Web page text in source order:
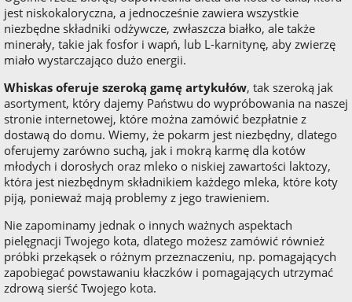
jest niskokaloryczna, a jednocześnie zawiera wszystkie
niezbędne składniki odżywcze, zwłaszcza białko, ale także
minerały, takie jak fosfor i wapń, lub L-karnitynę, aby zwierzę
miało wystarczająco dużo energii.
Whiskas oferuje szeroką gamę artykułów, tak szeroką jak
asortyment, który dajemy Państwu do wypróbowania na naszej
stronie internetowej, które można zamówić bezpłatnie z
dostawą do domu. Wiemy, że pokarm jest niezbędny, dlatego
oferujemy zarówno suchą, jak i mokrą karmę dla kotów
młodych i dorosłych oraz mleko o niskiej zawartości laktozy,
która jest niezbędnym składnikiem każdego mleka, które koty
piją, ponieważ mają problemy z jego trawieniem.
Nie zapominamy jednak o innych ważnych aspektach
pielęgnacji Twojego kota, dlatego możesz zamówić również
próbki przekąsek o różnym przeznaczeniu, np. pomagających
zapobiegać powstawaniu kłaczków i pomagających utrzymać
zdrową sierść Twojego kota.